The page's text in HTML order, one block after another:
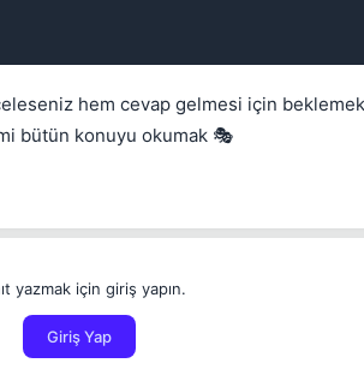
Kalış süresiSpam hesabını hızlıca temizlemek için
hem cevap gelmesi için
bütün konuyu okumak 🎭
yazmak için giriş yapın.
Giriş Yap